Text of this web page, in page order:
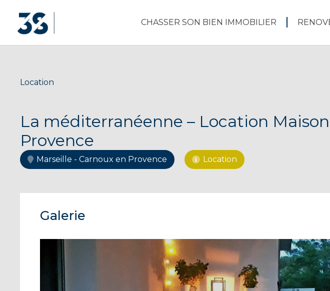
CHASSER SON BIEN IMMOBILIER
Location
La méditerranéenne – Location
Provence
Marseille - Carnoux en Provence Location
Galerie